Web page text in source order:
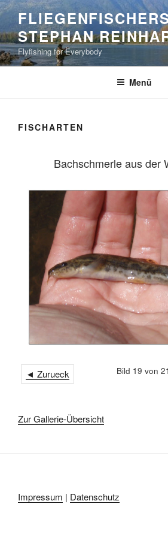
Zum
Inhalt
springenSTEPHAN
Flyfishing for Everybody
Menü
FISCHARTEN
Bachschmerle aus der
◄ Zurueck Bild 19 von 21
Zur Gallerie-Übersicht
Impressum | Datenschutz